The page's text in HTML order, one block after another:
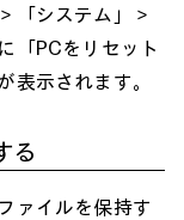
「システム」＞
「PCをリセット
表示されます。
る
ァイルを保持す